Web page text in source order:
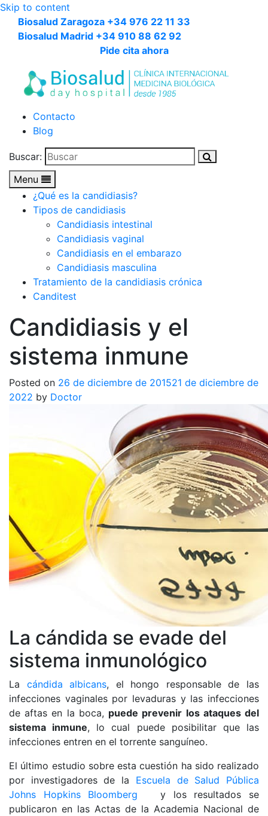
Skip to content
Biosalud Zaragoza +34 976 22 11 33
Biosalud Madrid +34 910 88 62 92
Pide cita ahora
Contacto
Blog
Buscar:
Menu
¿Qué es la candidiasis?
Tipos de candidiasis
Candidiasis intestinal
Candidiasis vaginal
Candidiasis en el embarazo
Candidiasis masculina
Tratamiento de la candidiasis crónica
Canditest
Candidiasis y el
sistema inmune
Posted on 26 de diciembre de 201521 de diciembre de
2022 by Doctor
La cándida se evade del
sistema inmunológico
La cándida albicans, el hongo responsable de las
infecciones vaginales por levaduras y las infecciones
de aftas en la boca, puede prevenir los ataques del
sistema inmune, lo cual puede posibilitar que las
infecciones entren en el torrente sanguíneo.
El último estudio sobre esta cuestión ha sido realizado
por investigadores de la Escuela de Salud Pública
Johns Hopkins Bloomberg y los resultados se
publicaron en las Actas de la Academia Nacional de